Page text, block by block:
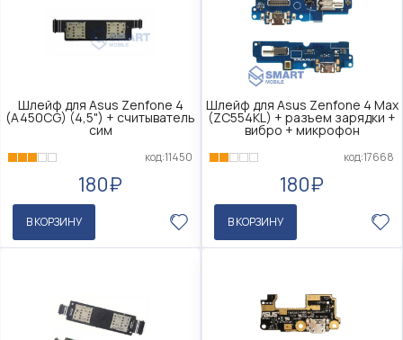
Шлейф для Asus Zenfone 4
(A450CG) (4,5") + считыватель
сим
код:11450
180₽
В КОРЗИНУ
Шлейф для Asus Zenfone 4 Max
(ZC554KL) + разъем зарядки +
вибро + микрофон
код:17668
180₽
В КОРЗИНУ